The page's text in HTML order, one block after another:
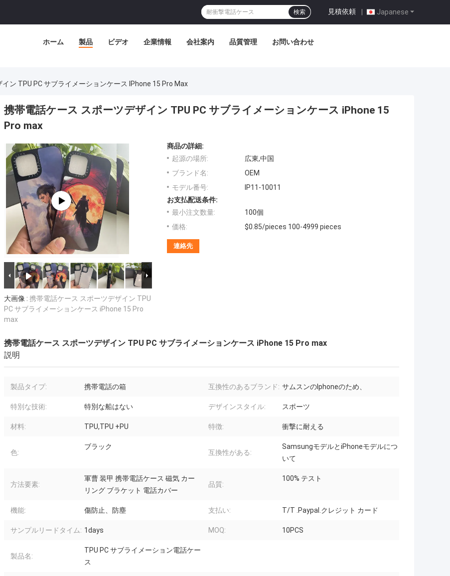
Japanese
見積依頼 |
検索
ホーム 製品 ビデオ 企業情報 会社案内 品質管理 お問い合わせ
ン TPU PC サブライメーションケース IPhone 15 Pro Max
携帯電話ケース スポーツデザイン TPU PC サブライメーションケース iPhone 15
Pro max
大画像 : 携帯電話ケース スポーツデザイン TPU
PC サブライメーションケース iPhone 15 Pro
max
商品の詳細:
起源の場所:
広東,中国
ブランド名:
OEM
モデル番号:
IP11-10011
お支払配送条件:
最小注文数量:
100個
価格:
$0.85/pieces 100-4999 pieces
連絡先
携帯電話ケース スポーツデザイン TPU PC サブライメーションケース iPhone 15 Pro max
説明
製品タイプ: 携帯電話の箱 互換性のあるブランド: サムスンのIphoneのため、
特別な技術: 特別な船はない デザインスタイル: スポーツ
材料: TPU,TPU +PU 特徴: 衝撃に耐える
色:
ブラック
互換性がある:
SamsungモデルとiPhoneモデルにつ
いて
方法要素:
軍曹 装甲 携帯電話ケース 磁気 カー
リング ブラケット 電話カバー
品質:
100% テスト
機能: 傷防止、防塵 支払い: T/T .Paypal.クレジット カード
サンプルリードタイム: 1days MOQ: 10PCS
製品名:
TPU PC サブライメーション電話ケー
ス